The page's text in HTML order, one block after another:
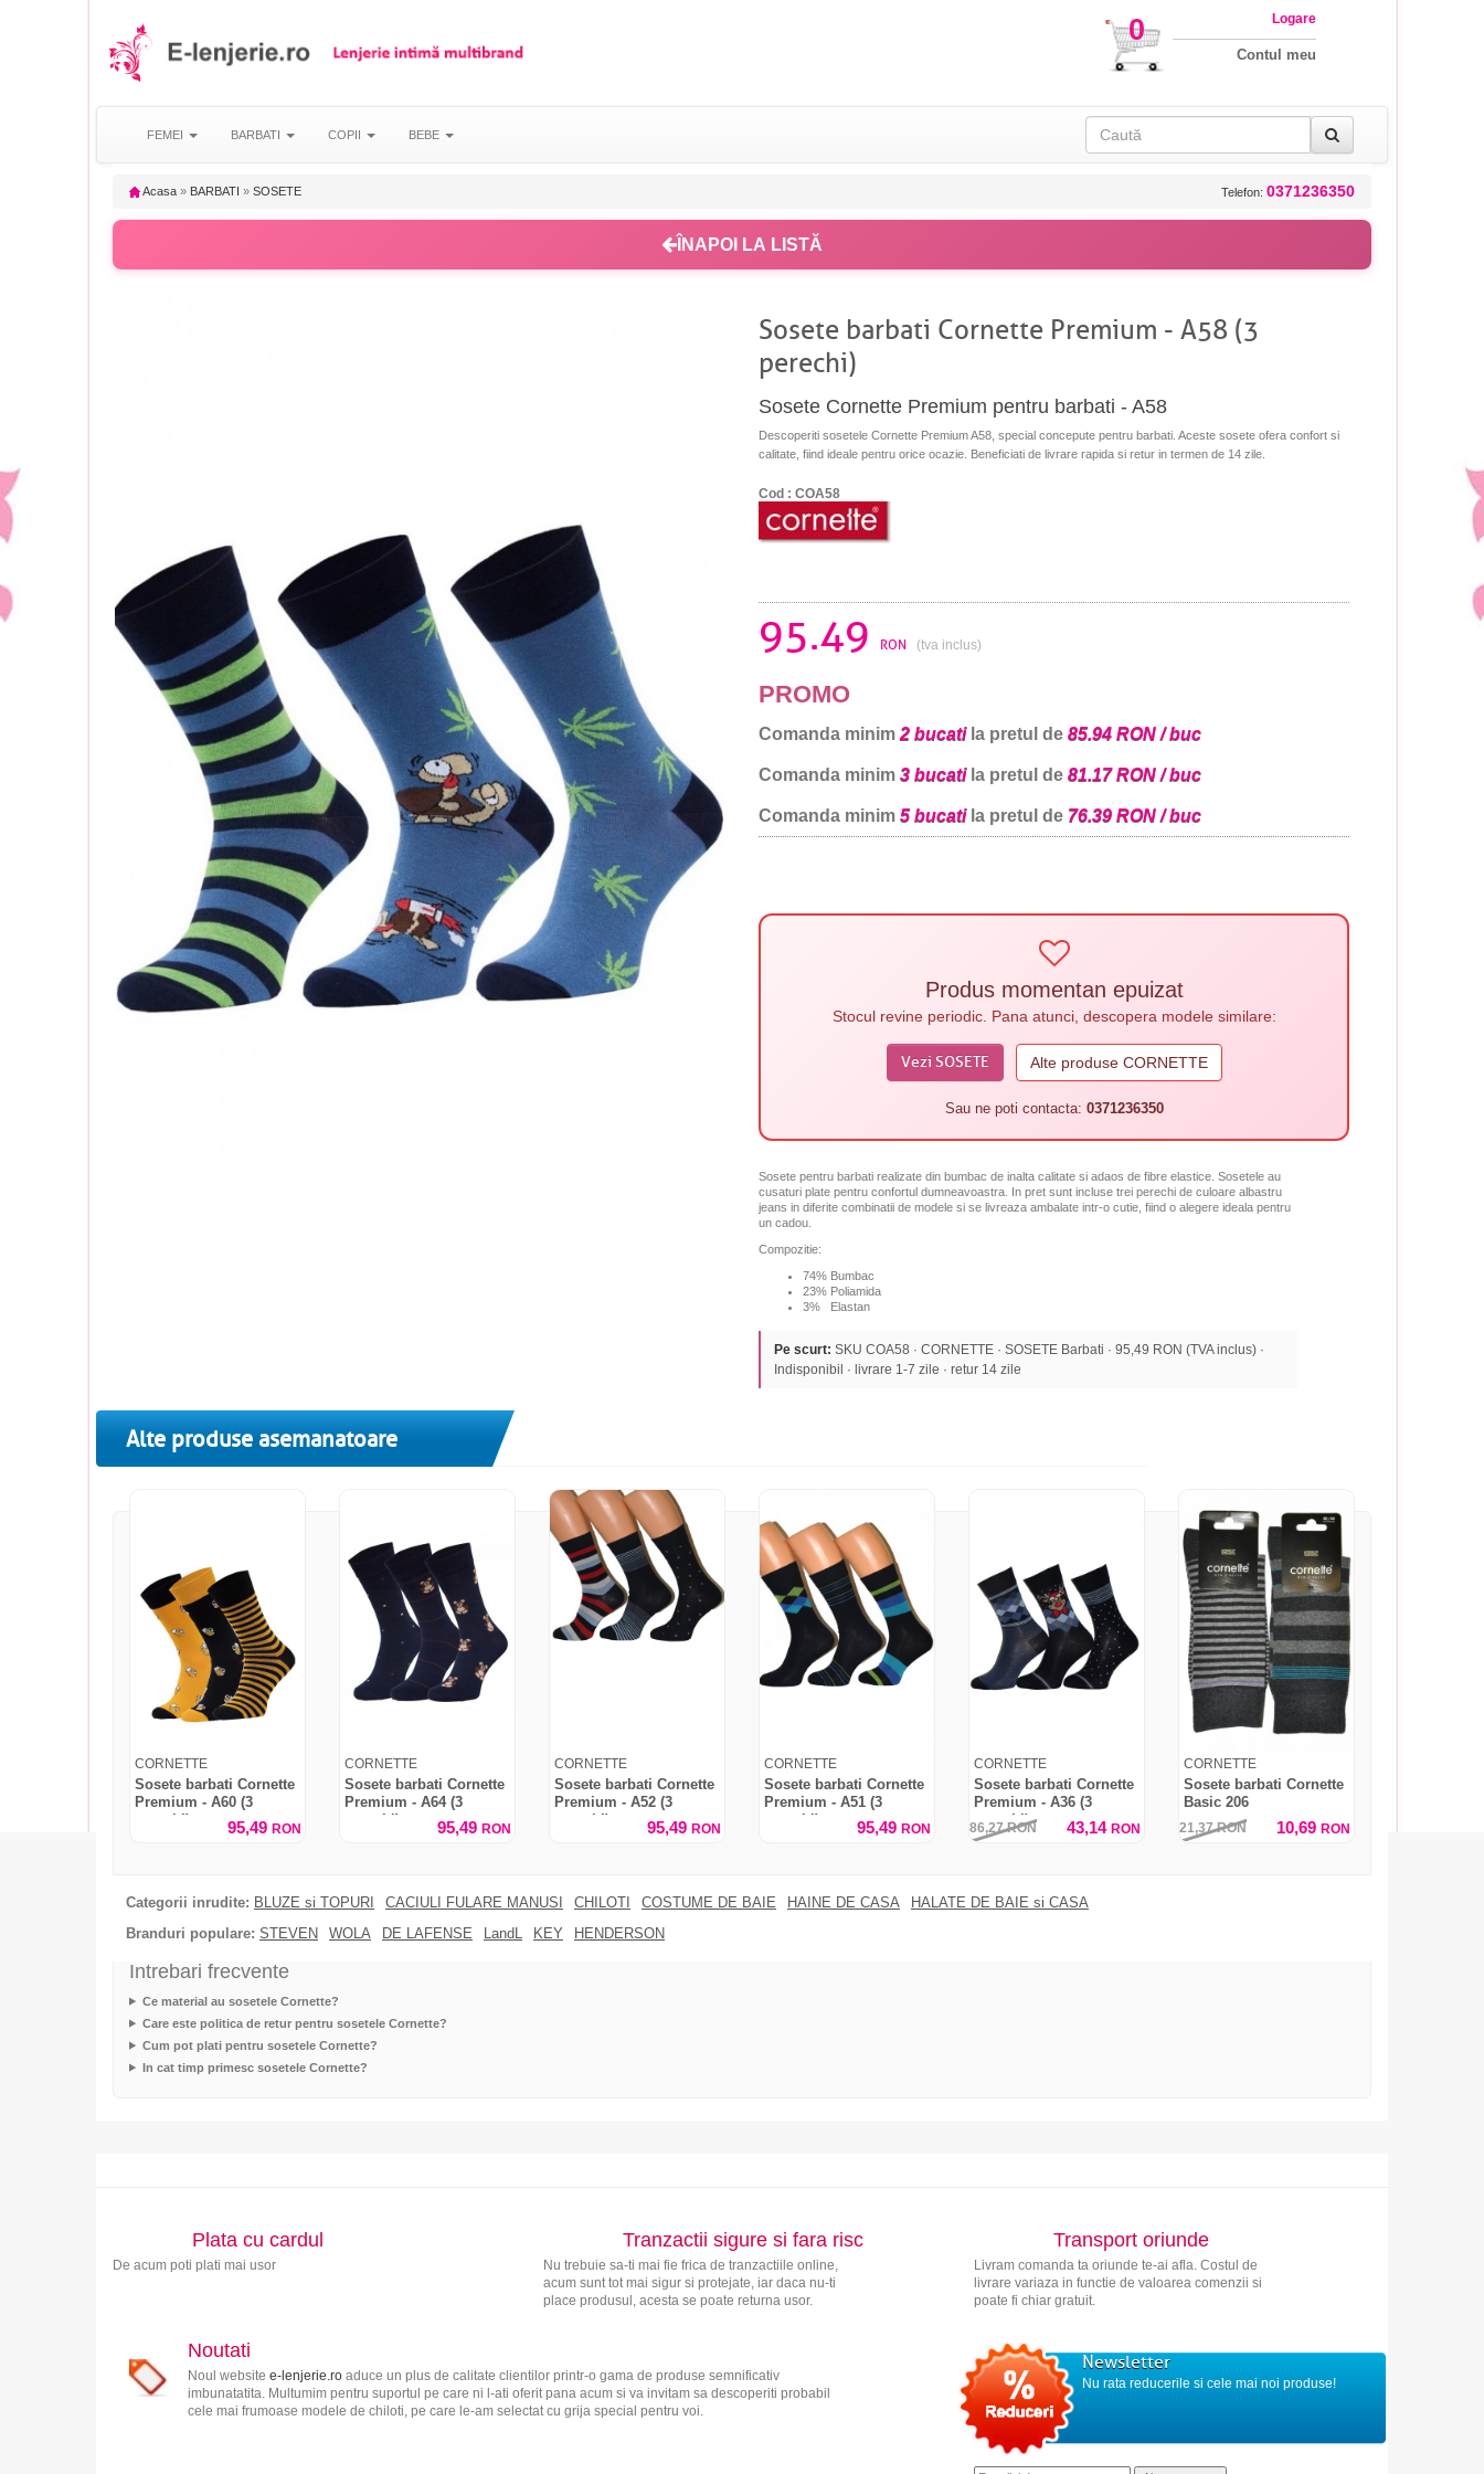
0 Logare
Contul meu
FEMEI BARBATI COPII BEBE
Acasa » BARBATI » SOSETE Telefon: 0371236350
ÎNAPOI LA LISTĂ
Sosete barbati Cornette Premium - A58 (3
perechi)
Sosete Cornette Premium pentru barbati - A58
Descoperiti sosetele Cornette Premium A58, special concepute pentru barbati. Aceste sosete ofera confort si
calitate, fiind ideale pentru orice ocazie. Beneficiati de livrare rapida si retur in termen de 14 zile.
Cod : COA58
95.49 RON (tva inclus)
PROMO
Comanda minim 2 bucatila pretul de 85.94 RON / buc
Comanda minim 3 bucatila pretul de 81.17 RON / buc
Comanda minim 5 bucatila pretul de 76.39 RON / buc
Produs momentan epuizat
Stocul revine periodic. Pana atunci, descopera modele similare:
Vezi SOSETE Alte produse CORNETTE
Sau ne poti contacta: 0371236350
Sosete pentru barbati realizate din bumbac de inalta calitate si adaos de fibre elastice. Sosetele au
cusaturi plate pentru confortul dumneavoastra. In pret sunt incluse trei perechi de culoare albastru
jeans in diferite combinatii de modele si se livreaza ambalate intr-o cutie, fiind o alegere ideala pentru
un cadou.
Compozitie:
74% Bumbac
23% Poliamida
3% Elastan
Pe scurt: SKU COA58 · CORNETTE · SOSETE Barbati · 95,49 RON (TVA inclus) ·
Indisponibil · livrare 1-7 zile · retur 14 zile
Alte produse asemanatoare
CORNETTE
Sosete barbati Cornette
Premium - A60 (3
perechi)
95,49 RON
CORNETTE
Sosete barbati Cornette
Premium - A64 (3
perechi)
95,49 RON
CORNETTE
Sosete barbati Cornette
Premium - A52 (3
perechi)
95,49 RON
CORNETTE
Sosete barbati Cornette
Premium - A51 (3
perechi)
95,49 RON
CORNETTE
Sosete barbati Cornette
Premium - A36 (3
perechi)
86,27RON 43,14 RON
CORNETTE
Sosete barbati Cornette
Basic 206
21,37RON 10,69 RON
Categorii inrudite: BLUZE si TOPURI CACIULI FULARE MANUSI CHILOTI COSTUME DE BAIE HAINE DE CASA
HALATE DE BAIE si CASA
Branduri populare: STEVEN WOLA DE LAFENSE LandL KEY HENDERSON
Intrebari frecvente
Ce material au sosetele Cornette?
Care este politica de retur pentru sosetele Cornette?
Cum pot plati pentru sosetele Cornette?
In cat timp primesc sosetele Cornette?
Plata cu cardul
De acum poti plati mai usor
Tranzactii sigure si fara risc
Nu trebuie sa-ti mai fie frica de tranzactiile online,
acum sunt tot mai sigur si protejate, iar daca nu-ti
place produsul, acesta se poate returna usor.
Transport oriunde
Livram comanda ta oriunde te-ai afla. Costul de
livrare variaza in functie de valoarea comenzii si
poate fi chiar gratuit.
Noutati
Noul website e-lenjerie.roaduce un plus de calitate clientilor printr-o gama de produse semnificativ
imbunatatita. Multumim pentru suportul pe care ni l-ati oferit pana acum si va invitam sa descoperiti probabil
cele mai frumoase modele de chiloti, pe care le-am selectat cu grija special pentru voi.
Newsletter
Nu rata reducerile si cele mai noi produse!